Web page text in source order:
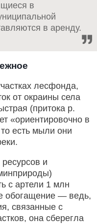
в
в аренду.
лесфонда,
от окраины села
(притока р.
«ориентировочно в
есть мыли они
и
с артели 1 млн
обогащение — ведь,
связанные с
она сберегла